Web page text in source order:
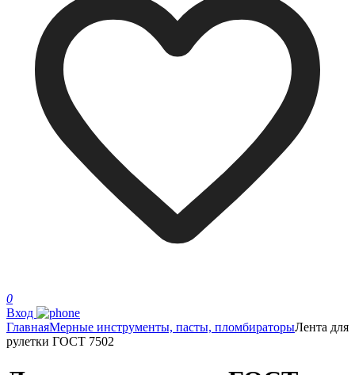
0
Вход
ГлавнаяМерные инструменты, пасты, пломбираторыЛента для
рулетки ГОСТ 7502